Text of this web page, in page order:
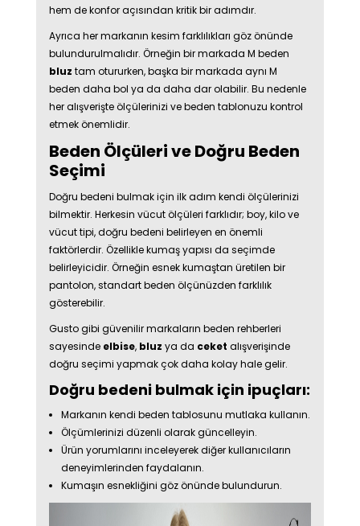
hem de konfor açısından kritik bir adımdır.
Ayrıca her markanın kesim farklılıkları göz önünde
bulundurulmalıdır. Örneğin bir markada M beden
bluztam otururken, başka bir markada aynı M
beden daha bol ya da daha dar olabilir. Bu nedenle
her alışverişte ölçülerinizi ve beden tablonuzu kontrol
etmek önemlidir.
Beden Ölçüleri ve Doğru Beden
Seçimi
Doğru bedeni bulmak için ilk adım kendi ölçülerinizi
bilmektir. Herkesin vücut ölçüleri farklıdır; boy, kilo ve
vücut tipi, doğru bedeni belirleyen en önemli
faktörlerdir. Özellikle kumaş yapısı da seçimde
belirleyicidir. Örneğin esnek kumaştan üretilen bir
pantolon, standart beden ölçünüzden farklılık
gösterebilir.
Gusto gibi güvenilir markaların beden rehberleri
sayesinde elbise, bluzya da ceketalışverişinde
doğru seçimi yapmak çok daha kolay hale gelir.
Doğru bedeni bulmak için ipuçları:
Markanın kendi beden tablosunu mutlaka kullanın.
Ölçümlerinizi düzenli olarak güncelleyin.
Ürün yorumlarını inceleyerek diğer kullanıcıların
deneyimlerinden faydalanın.
Kumaşın esnekliğini göz önünde bulundurun.